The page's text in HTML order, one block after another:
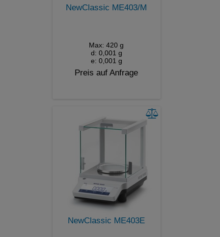
NewClassic ME403/M
Max: 420 g
d: 0,001 g
e: 0,001 g
Preis auf Anfrage
NewClassic ME403E